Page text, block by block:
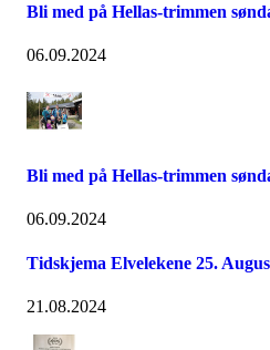
Bli med på Hellas-trimmen
06.09.2024
Bli med på Hellas-trimmen
06.09.2024
Tidskjema Elvelekene 25.
21.08.2024